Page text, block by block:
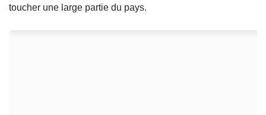
toucher une large partie du pays.